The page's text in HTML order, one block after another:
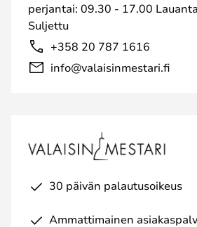
perjantai: 09.30 - 17.00
Suljettu
+358 20 787 1616
info@valaisinmestari.fi
30 päivän palautusoikeus
Ammattimainen